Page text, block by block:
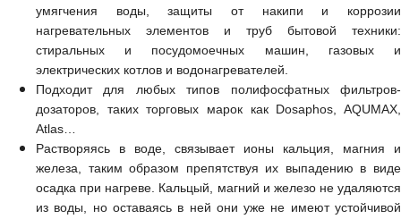
умягчения воды, защиты от накипи и коррозии
нагревательных элементов и труб бытовой техники:
стиральных и посудомоечных машин, газовых и
электрических котлов и водонагревателей.
Подходит для любых типов полифосфатных фильтров-
дозаторов, таких торговых марок как Dosaphos, AQUMAX,
Atlas…
Растворяясь в воде, связывает ионы кальция, магния и
железа, таким образом препятствуя их выпадению в виде
осадка при нагреве. Кальцый, магний и железо не удаляются
из воды, но оставаясь в ней они уже не имеют устойчивой